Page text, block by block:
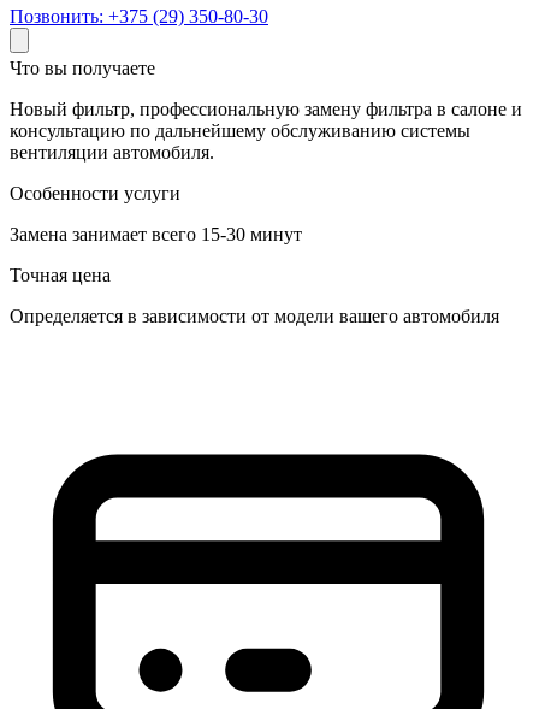
Позвонить: +375 (29) 350-80-30
Что вы получаете
Новый фильтр, профессиональную замену фильтра в салоне и
консультацию по дальнейшему обслуживанию системы
вентиляции автомобиля.
Особенности услуги
Замена занимает всего 15-30 минут
Точная цена
Определяется в зависимости от модели вашего автомобиля